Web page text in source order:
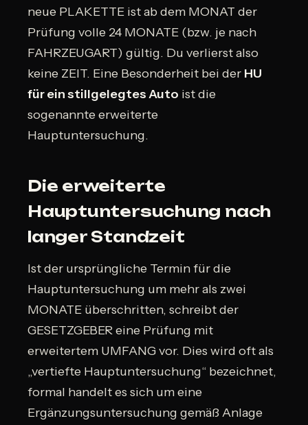
neue PLAKETTE ist ab dem MONAT der
Prüfung volle 24 MONATE (bzw. je nach
FAHRZEUGART) gültig. Du verlierst also
keine ZEIT. Eine Besonderheit bei der HU
für ein stillgelegtes Auto ist die
sogenannte erweiterte
Hauptuntersuchung.
Die erweiterte
Hauptuntersuchung nach
langer Standzeit
Ist der ursprüngliche Termin für die
Hauptuntersuchung um mehr als zwei
MONATE überschritten, schreibt der
GESETZGEBER eine Prüfung mit
erweitertem UMFANG vor. Dies wird oft als
„vertiefte Hauptuntersuchung“ bezeichnet,
formal handelt es sich um eine
Ergänzungsuntersuchung gemäß Anlage